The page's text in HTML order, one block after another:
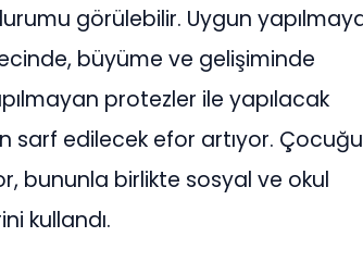
görülebilir. Uygun
büyüme ve gelişiminde
protezler ile yapılacak
sarf edilecek efor artıyor.
bununla birlikte sosyal ve okul
kullandı.